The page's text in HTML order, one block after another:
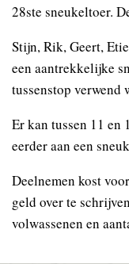
28ste sneukeltoer.
Stijn, Rik, Geert,
een aantrekkelijke
tussenstop verwend
Er kan tussen 11 en
eerder aan een
Deelnemen kost
geld over te
volwassenen en